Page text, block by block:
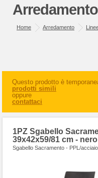
Arredamento
Home Arredamento
Questo prodotto è
prodotti simili
oppure
contattaci
1PZ Sgabello
39x42x59/81 cm -
Sgabello Sacramento - PPL/